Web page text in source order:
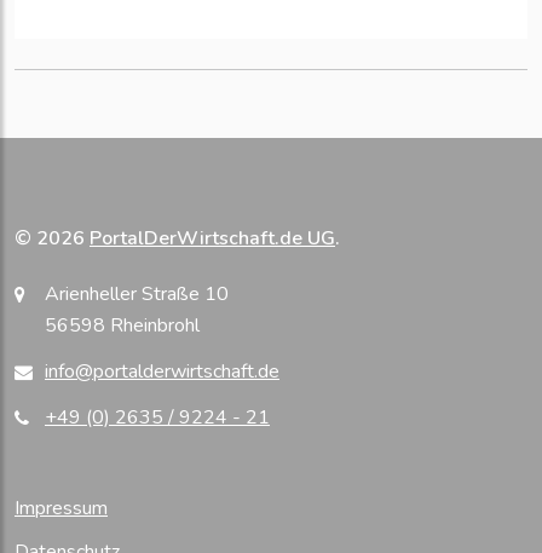
© 2026 PortalDerWirtschaft.de UG.
Arienheller Straße 10
56598 Rheinbrohl
info@portalderwirtschaft.de
+49 (0) 2635 / 9224 - 21
Impressum